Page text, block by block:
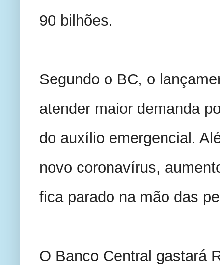
90 bilhões.
Segundo o BC, o
atender maior demanda
do auxílio emergencial.
novo coronavírus,
fica parado na mão das
O Banco Central gastará